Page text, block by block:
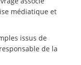
médiatique et
issus de
de la